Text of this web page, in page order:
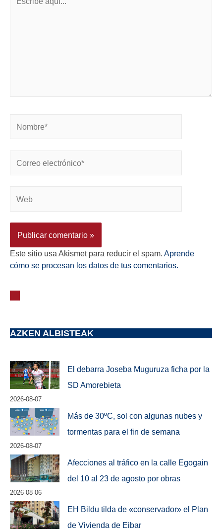
Este sitio usa Akismet para reducir el spam. Aprende
cómo se procesan los datos de tus comentarios.
AZKEN ALBISTEAK
El debarra Joseba Muguruza ficha por la
SD Amorebieta
2026-08-07
Más de 30ºC, sol con algunas nubes y
tormentas para el fin de semana
2026-08-07
Afecciones al tráfico en la calle Egogain
del 10 al 23 de agosto por obras
2026-08-06
EH Bildu tilda de «conservador» el Plan
de Vivienda de Eibar